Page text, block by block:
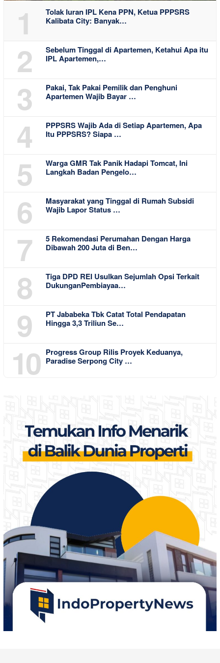
1
Tolak Iuran IPL Kena PPN, Ketua PPPSRS
Kalibata City: Banyak…
2
Sebelum Tinggal di Apartemen, Ketahui Apa itu
IPL Apartemen,…
3
Pakai, Tak Pakai Pemilik dan Penghuni
Apartemen Wajib Bayar …
4
PPPSRS Wajib Ada di Setiap Apartemen, Apa
Itu PPPSRS? Siapa …
5
Warga GMR Tak Panik Hadapi Tomcat, Ini
Langkah Badan Pengelo…
6
Masyarakat yang Tinggal di Rumah Subsidi
Wajib Lapor Status …
7
5 Rekomendasi Perumahan Dengan Harga
Dibawah 200 Juta di Ben…
8
Tiga DPD REI Usulkan Sejumlah Opsi Terkait
DukunganPembiayaa…
9
PT Jababeka Tbk Catat Total Pendapatan
Hingga 3,3 Triliun Se…
10
Progress Group Rilis Proyek Keduanya,
Paradise Serpong City …